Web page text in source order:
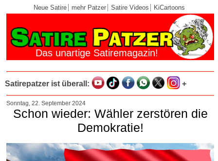
Neue Satire mehr Patzer Satire Videos KiCartoons
Das unartige Satiremagazin!
Satirepatzer ist überall: +
Sonntag, 22. September 2024
Schon wieder: Wähler zerstören die
Demokratie!